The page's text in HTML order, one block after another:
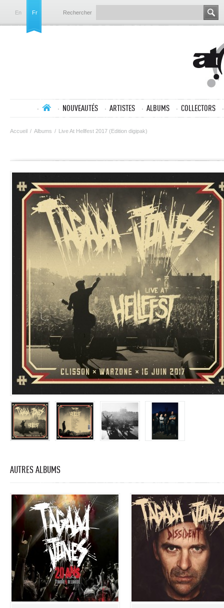
En Fr Rechercher
NOUVEAUTÉS ARTISTES ALBUMS COLLECTORS
Accueil / Albums / Live At Hellfest 2017 (Edition digipak)
AUTRES ALBUMS